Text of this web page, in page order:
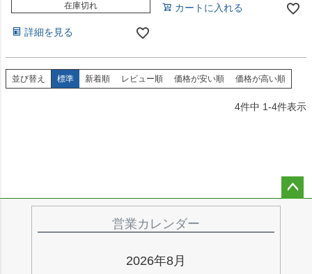
在庫切れ
詳細を見る
カートに入れる
並び替え 標準 新着順 レビュー順 価格が安い順 価格が高い順
4件中 1-4件表示
営業カレンダー
2026年8月